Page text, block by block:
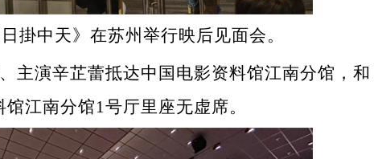
掛中天》在苏州举行映后见面会。
主演辛芷蕾抵达中国电影资料馆江南分馆，和
江南分馆1号厅里座无虚席。